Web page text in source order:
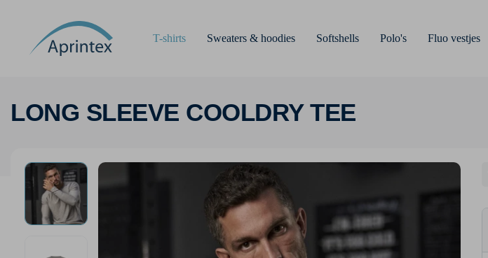
T-shirts Sweaters & hoodies Softshells Polo's Fluo vestjes
LONG SLEEVE COOLDRY TEE